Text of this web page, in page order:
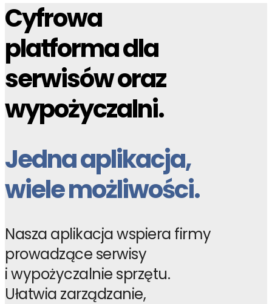
Cyfrowa
platforma dla
serwisów oraz
wypożyczalni.
Jedna aplikacja,
wiele możliwości.
Nasza aplikacja wspiera firmy
prowadzące serwisy
i wypożyczalnie sprzętu.
Ułatwia zarządzanie,